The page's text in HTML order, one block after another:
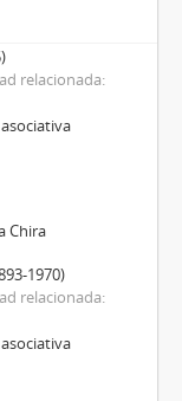
relacionada
asociativa
Chira
1970)
relacionada
asociativa